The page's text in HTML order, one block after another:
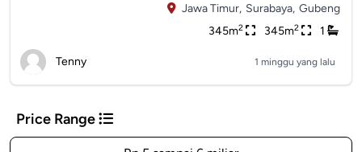
Jawa Timur, Surabaya, Gubeng
345m2 345m2 1
Tenny 1 minggu yang lalu
Price Range